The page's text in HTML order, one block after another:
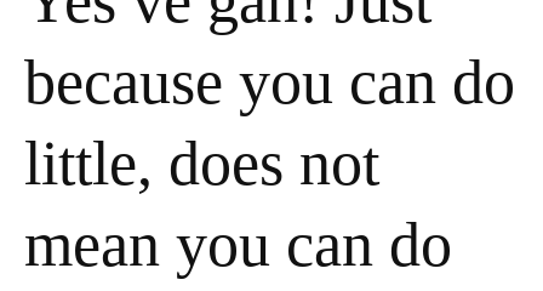
because you can do
little, does not
mean you can do